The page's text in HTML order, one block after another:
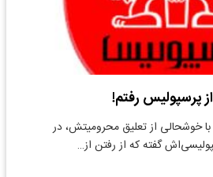
پرسپولیس رفتم!
با خوشحالی از تعلیق محرومیتش، در
گفته که از رفتن از…